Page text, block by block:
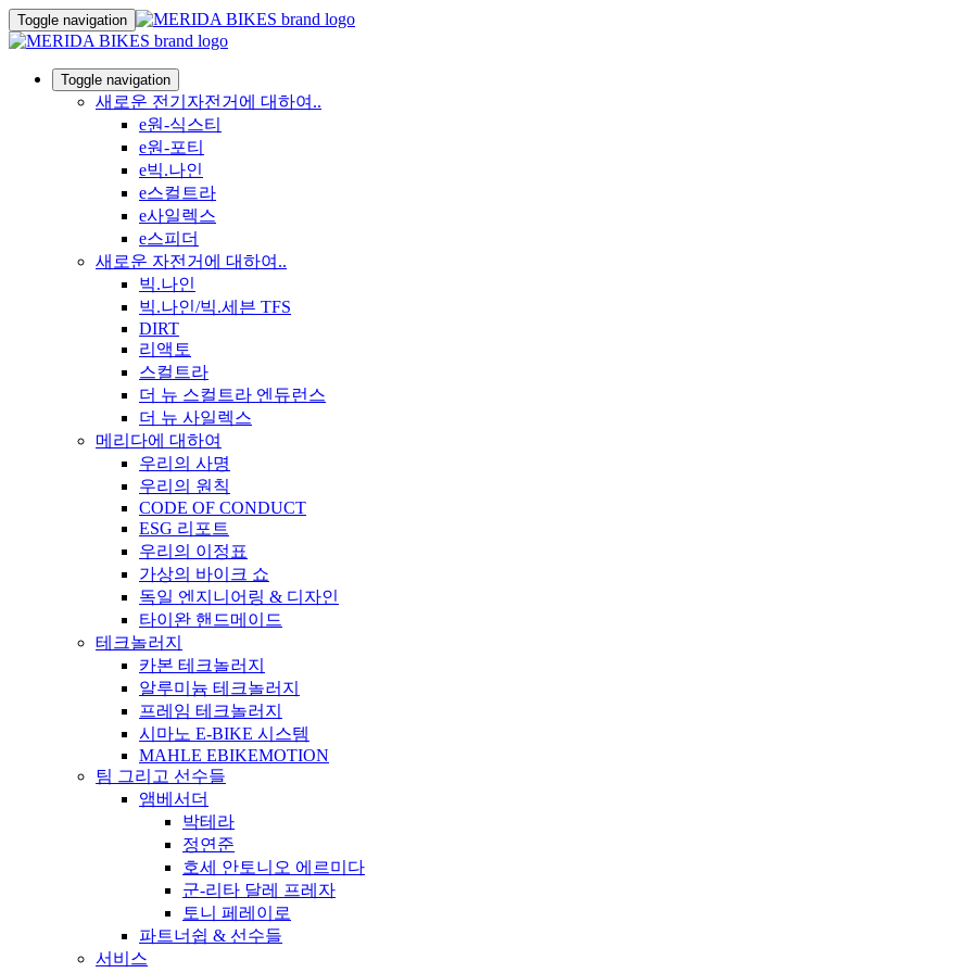
Toggle navigation
Toggle navigation
새로운 전기자전거에 대하여..
e원-식스티
e원-포티
e빅.나인
e스컬트라
e사일렉스
e스피더
새로운 자전거에 대하여..
빅.나인
빅.나인/빅.세븐 TFS
DIRT
리액토
스컬트라
더 뉴 스컬트라 엔듀런스
더 뉴 사일렉스
메리다에 대하여
우리의 사명
우리의 원칙
CODE OF CONDUCT
ESG 리포트
우리의 이정표
가상의 바이크 쇼
독일 엔지니어링 & 디자인
타이완 핸드메이드
테크놀러지
카본 테크놀러지
알루미늄 테크놀러지
프레임 테크놀러지
시마노 E-BIKE 시스템
MAHLE EBIKEMOTION
팀 그리고 선수들
앰베서더
박테라
정연준
호세 안토니오 에르미다
군-리타 달레 프레자
토니 페레이로
파트너쉽 & 선수들
서비스